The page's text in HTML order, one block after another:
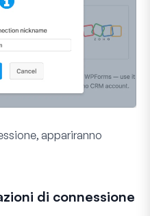
appariranno
di connessione